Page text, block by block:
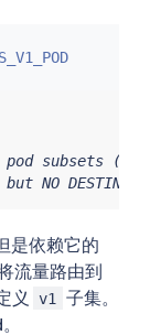
subsets
NO
是依赖它的
流量路由到
义 v1
子集。